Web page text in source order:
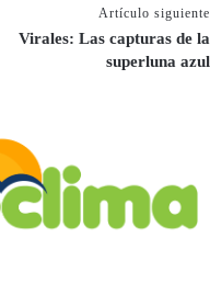
Artículo siguiente
Virales: Las capturas de la
superluna azul